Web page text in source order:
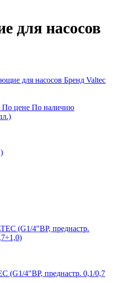
для насосов
для насосов Бренд Valtec
По цене По наличию
(G1/4"ВР, преднастр. 0,1/0,7